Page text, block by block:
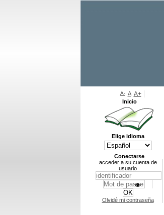
A- A A+
Inicio
Elige idioma
Conectarse
acceder a su cuenta de
usuario
Olvidé mi contraseña